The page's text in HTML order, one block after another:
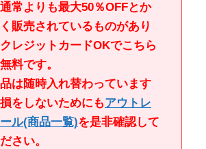
常よりも最大50％OFFとか
販売されているものがあり
レジットカードOKでこちら
料です。
は随時入れ替わっています
をしないためにもアウトレ
ル(商品一覧)を是非確認して
さい。